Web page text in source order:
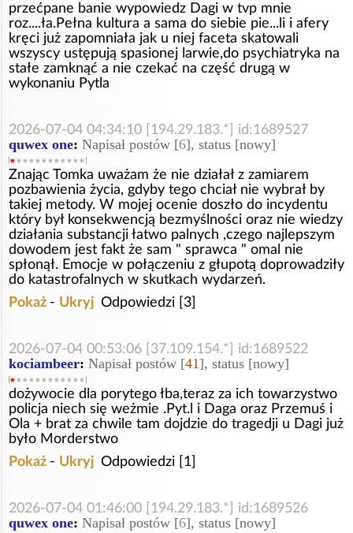
przećpane banie wypowiedz Dagi w tvp mnie
roz....ła.Pełna kultura a sama do siebie pie...li i afery
kręci już zapomniała jak u niej faceta skatowali
wszyscy ustępują spasionej larwie,do psychiatryka na
stałe zamknąć a nie czekać na część drugą w
wykonaniu Pytla
2026-07-04 04:34:10 [194.29.183.*] id:1689527
quwex one: Napisał postów [6], status [nowy]
Znając Tomka uważam że nie działał z zamiarem
pozbawienia życia, gdyby tego chciał nie wybrał by
takiej metody. W mojej ocenie doszło do incydentu
który był konsekwencją bezmyślności oraz nie wiedzy
działania substancji łatwo palnych ,czego najlepszym
dowodem jest fakt że sam " sprawca " omal nie
spłonął. Emocje w połączeniu z głupotą doprowadziły
do katastrofalnych w skutkach wydarzeń.
Pokaż - Ukryj Odpowiedzi [3]
2026-07-04 00:53:06 [37.109.154.*] id:1689522
kociambeer: Napisał postów [41], status [nowy]
dożywocie dla porytego łba,teraz za ich towarzystwo
policja niech się weżmie .Pyt.l i Daga oraz Przemuś i
Ola + brat za chwile tam dojdzie do tragedji u Dagi już
było Morderstwo
Pokaż - Ukryj Odpowiedzi [1]
2026-07-04 01:46:00 [194.29.183.*] id:1689526
quwex one: Napisał postów [6], status [nowy]